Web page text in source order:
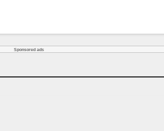
Sponsored ads